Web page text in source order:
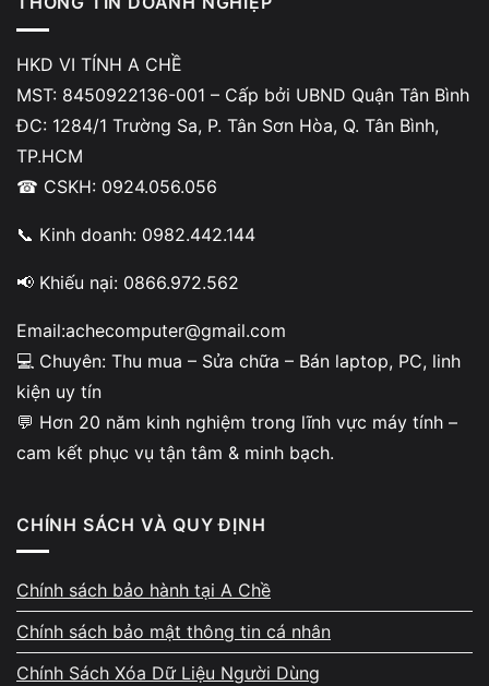
thọ pin.
5. Pin xuống cấp theo thời gian
Sau vài năm sử dụng, pin thường không còn giữ điện tốt
Có thể tự thay pin laptop Sony Vaio tại
nhà không
Việcthay pin laptop Sony Vaio
giản đối với các dòng máy sử dụng pin rời. Tuy nhiên với
các dòng pin liền trong thân máy, việc tháo lắp cần có kỹ
Bạn có thể kiểm tra một số bước cơ bản:
Nếu pin tụt nhanh dù sử dụng nhẹ, pin có thể đã chai.
2. Kiểm tra bộ sạc
HKD VI TÍNH A CHỀ
MST: 8450922136-001 – Cấp bởi UBND Quận Tân Bình
ĐC: 1284/1 Trường Sa, P. Tân Sơn Hòa, Q. Tân Bình,
TP.HCM
☎ CSKH: 0924.056.056
📞 Kinh doanh: 0982.442.144
📢 Khiếu nại: 0866.972.562
Email:achecomputer@gmail.com
💻 Chuyên: Thu mua – Sửa chữa – Bán laptop, PC, linh
kiện uy tín
💬 Hơn 20 năm kinh nghiệm trong lĩnh vực máy tính –
cam kết phục vụ tận tâm & minh bạch.
CHÍNH SÁCH VÀ QUY ĐỊNH
Chính sách bảo hành tại A Chề
Chính sách bảo mật thông tin cá nhân
Chính Sách Xóa Dữ Liệu Người Dùng